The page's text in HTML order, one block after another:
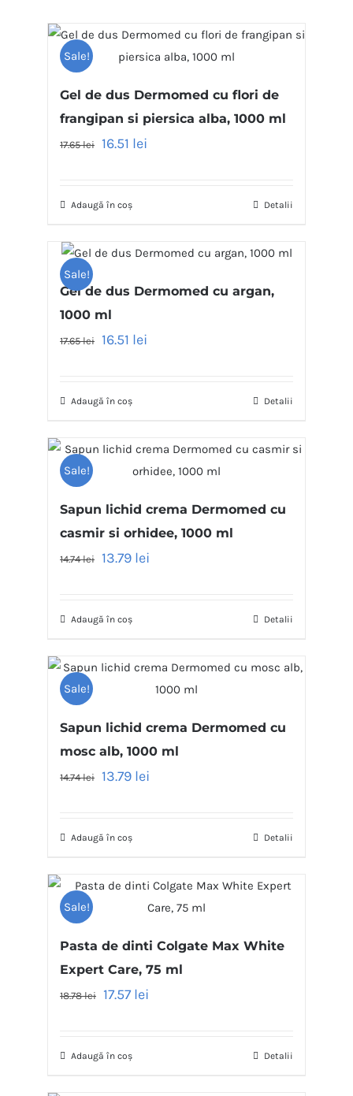
Sale!
Gel de dus Dermomed cu flori de
frangipan si piersica alba, 1000 ml
17.65lei 16.51 lei
Adaugă în coș Detalii
Sale!
Gel de dus Dermomed cu argan,
1000 ml
17.65lei 16.51 lei
Adaugă în coș Detalii
Sale!
Sapun lichid crema Dermomed cu
casmir si orhidee, 1000 ml
14.74lei 13.79 lei
Adaugă în coș Detalii
Sale!
Sapun lichid crema Dermomed cu
mosc alb, 1000 ml
14.74lei 13.79 lei
Adaugă în coș Detalii
Sale!
Pasta de dinti Colgate Max White
Expert Care, 75 ml
18.78lei 17.57lei
Adaugă în coș Detalii